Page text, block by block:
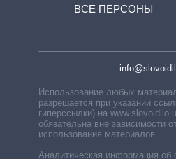
ВСЕ ПЕРСОНЫ
Использование любых
разрешается при указании
гиперссылки) на
обязательна вне зависимости
использования материалов.
Аналитическая информация об